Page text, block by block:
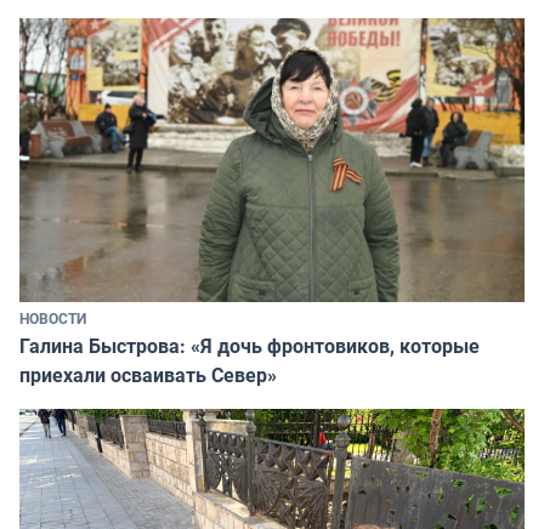
НОВОСТИ
Галина Быстрова: «Я дочь фронтовиков, которые
приехали осваивать Север»